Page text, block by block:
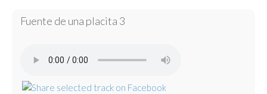
Fuente de una placita 3